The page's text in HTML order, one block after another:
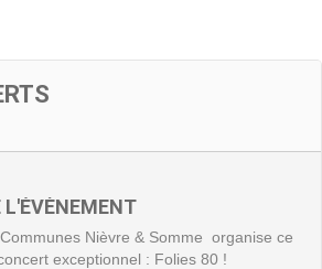
L'ÉVÈNEMENT
Nièvre & Somme organise ce
exceptionnel : Folies 80 !